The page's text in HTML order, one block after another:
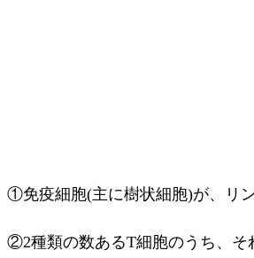
①免疫細胞(主に樹状細胞)が、リ
②2種類の数あるT細胞のうち、そ